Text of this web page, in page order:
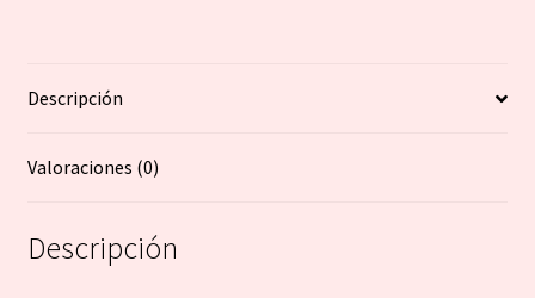
cantidad
Descripción
Valoraciones (0)
Descripción